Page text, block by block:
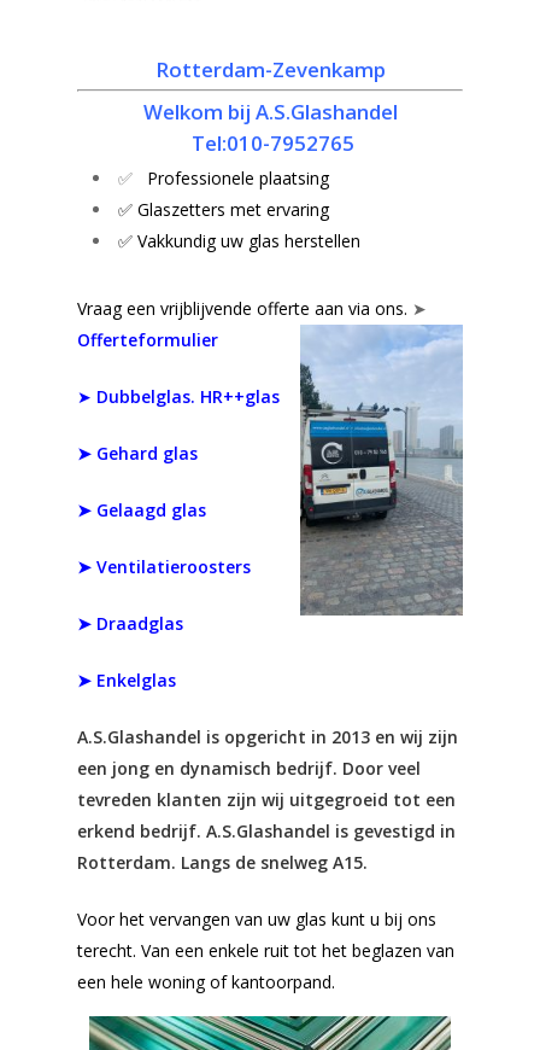
Rotterdam-Zevenkamp
Welkom bij A.S.Glashandel
Tel:010-7952765
✅ Professionele plaatsing
✅ Glaszetters met ervaring
✅ Vakkundig uw glas herstellen
Vraag een vrijblijvende offerte aan via ons. ➤
Offerteformulier
➤ Dubbelglas. HR++glas
➤ Gehard glas
➤ Gelaagd glas
➤ Ventilatieroosters
➤ Draadglas
➤ Enkelglas
A.S.Glashandel is opgericht in 2013 en wij zijn
een jong en dynamisch bedrijf. Door veel
tevreden klanten zijn wij uitgegroeid tot een
erkend bedrijf. A.S.Glashandel is gevestigd in
Rotterdam. Langs de snelweg A15.
Voor het vervangen van uw glas kunt u bij ons
terecht. Van een enkele ruit tot het beglazen van
een hele woning of kantoorpand.